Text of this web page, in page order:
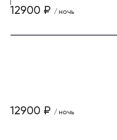
купить
12900 ₽ / ночь
12900 ₽ / ночь